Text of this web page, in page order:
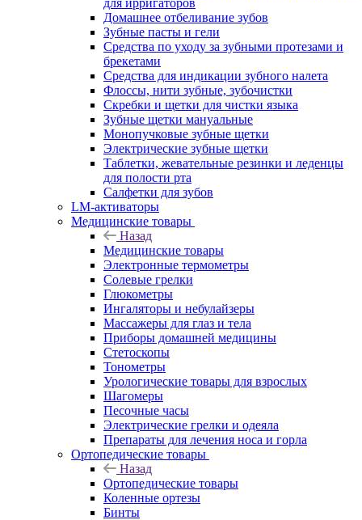
для ирригаторов
Домашнее отбеливание зубов
Зубные пасты и гели
Средства по уходу за зубными протезами и
брекетами
Средства для индикации зубного налета
Флоссы, нити зубные, зубочистки
Скребки и щетки для чистки языка
Зубные щетки мануальные
Монопучковые зубные щетки
Электрические зубные щетки
Таблетки, жевательные резинки и леденцы
для полости рта
Салфетки для зубов
LM-активаторы
Медицинские товары
Назад
Медицинские товары
Электронные термометры
Cолевые грелки
Глюкометры
Ингаляторы и небулайзеры
Массажеры для глаз и тела
Приборы домашней медицины
Стетоскопы
Тонометры
Урологические товары для взрослых
Шагомеры
Песочные часы
Электрические грелки и одеяла
Препараты для лечения носа и горла
Ортопедические товары
Назад
Ортопедические товары
Коленные ортезы
Бинты